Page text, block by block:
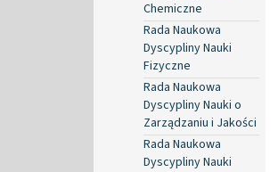
Chemiczne
Rada Naukowa
Dyscypliny Nauki
Fizyczne
Rada Naukowa
Dyscypliny Nauki o
Zarządzaniu i Jakości
Rada Naukowa
Dyscypliny Nauki